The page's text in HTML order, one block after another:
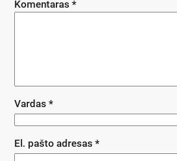
Komentaras *
Vardas *
El. pašto adresas *